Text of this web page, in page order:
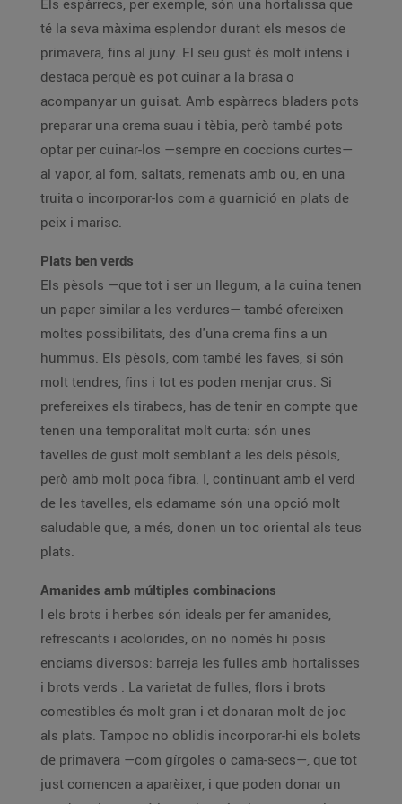
Els espàrrecs, per exemple, són una hortalissa que
té la seva màxima esplendor durant els mesos de
primavera, fins al juny. El seu gust és molt intens i
destaca perquè es pot cuinar a la brasa o
acompanyar un guisat. Amb espàrrecs bladers pots
preparar una crema suau i tèbia, però també pots
optar per cuinar-los —sempre en coccions curtes—
al vapor, al forn, saltats, remenats amb ou, en una
truita o incorporar-los com a guarnició en plats de
peix i marisc.
Plats ben verds
Els pèsols —que tot i ser un llegum, a la cuina tenen
un paper similar a les verdures— també ofereixen
moltes possibilitats, des d'una crema fins a un
hummus. Els pèsols, com també les faves, si són
molt tendres, fins i tot es poden menjar crus. Si
prefereixes els tirabecs, has de tenir en compte que
tenen una temporalitat molt curta: són unes
tavelles de gust molt semblant a les dels pèsols,
però amb molt poca fibra. I, continuant amb el verd
de les tavelles, els edamame són una opció molt
saludable que, a més, donen un toc oriental als teus
plats.
Amanides amb múltiples combinacions
I els brots i herbes són ideals per fer amanides,
refrescants i acolorides, on no només hi posis
enciams diversos: barreja les fulles amb hortalisses
i brots verds . La varietat de fulles, flors i brots
comestibles és molt gran i et donaran molt de joc
als plats. Tampoc no oblidis incorporar-hi els bolets
de primavera —com gírgoles o cama-secs—, que tot
just comencen a aparèixer, i que poden donar un